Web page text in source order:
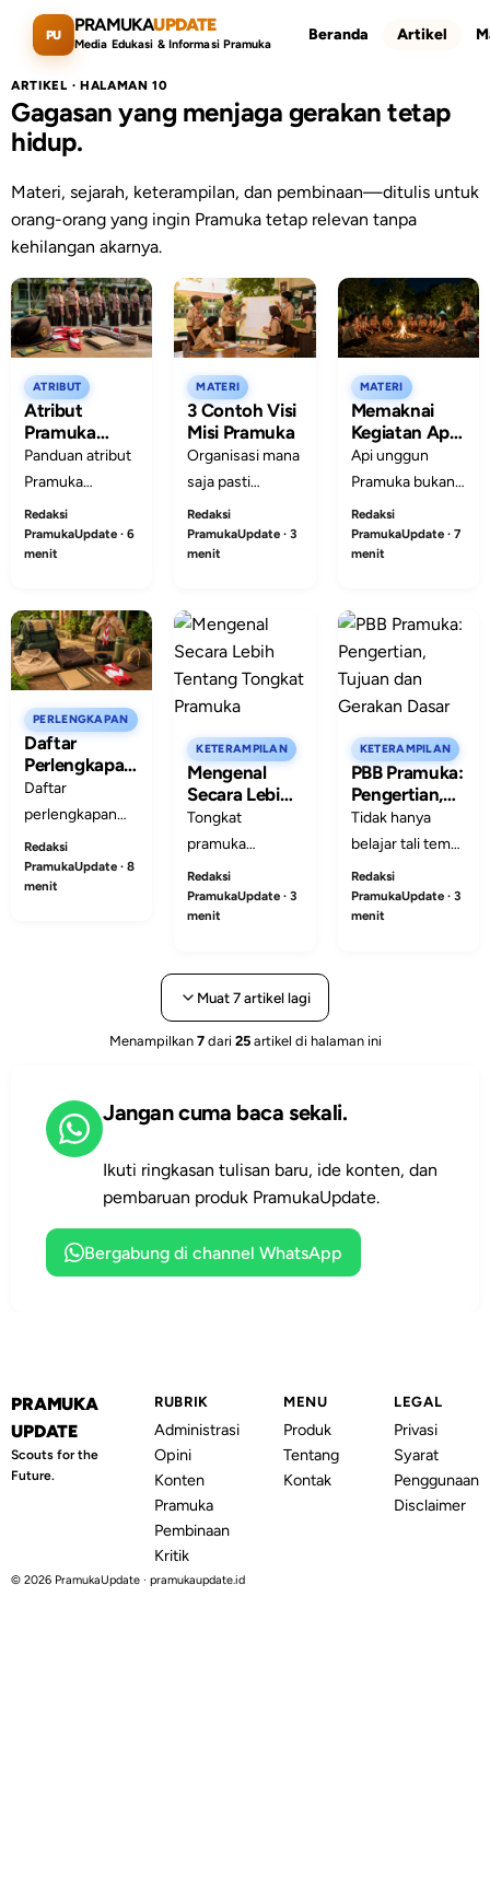
Lewati ke konten utama
PU PRAMUKAUPDATE
Media Edukasi & Informasi Pramuka
Beranda Artikel
Cari artikel
ARTIKEL · HALAMAN 10
Gagasan yang menjaga gerakan tetap
hidup.
Materi, sejarah, keterampilan, dan pembinaan—ditulis untuk
orang-orang yang ingin Pramuka tetap relevan tanpa
kehilangan akarnya.
ATRIBUT
Atribut
Pramuka
Penggalang:
Bentuk dan
Pemakaian
Panduan atribut
Pramuka
Penggalang,
mulai dari tanda
tutup kepala,
dunia, tanda
pelantikan, tanda
regu, sampai
cara pemakaian
yang rapi.
Redaksi
PramukaUpdate · 6
menit
MATERI
3 Contoh Visi
Misi Pramuka
Organisasi mana
saja pasti
memiliki tujuan
yang ingin
dicapai
untuk mencapai
tujuan tersebut
sebuah visi dan
misi. Sama
halnya den...
Redaksi
PramukaUpdate · 3
menit
MATERI
Memaknai
Kegiatan Api
Unggun pada
Pramuka,
Fungsinya
Api unggun
Pramuka bukan
sekadar
menyalakan api
saat berkemah,
membangun
refleksi,
keberanian, dan
kedisiplinan
dengan
prosedur aman.
Redaksi
PramukaUpdate · 7
menit
PERLENGKAPAN
Daftar
Perlengkapan
Pramuka
Siaga dan
Siswa SD
yang Perlu
Disiapkan
Daftar
perlengkapan
Pramuka Siaga
dan siswa SD
yang perlu
latihan, hingga
Redaksi
PramukaUpdate · 8
menit
KETERAMPILAN
Mengenal
Secara Lebih
Tentang
Tongkat
Tongkat
pramuka
menjadi salah
satu
kelengkapan
dimiliki oleh
anggota
Gerakan
kegiatannya.
tersebut
Redaksi
PramukaUpdate · 3
menit
KETERAMPILAN
PBB Pramuka:
Pengertian,
Tujuan dan
Gerakan
Tidak hanya
belajar tali temali
saja, dalam
kegiatan
pramuka
Redaksi
PramukaUpdate · 3
menit
Muat 7 artikel lagi
Menampilkan 7dari 25artikel di halaman ini
Jangan cuma baca sekali.
Ikuti ringkasan tulisan baru, ide konten, dan
pembaruan produk PramukaUpdate.
Bergabung di channel WhatsApp
PRAMUKA
UPDATE
Scouts for the
Future.
RUBRIK
Administrasi
Opini
Konten
Pramuka
Pembinaan
Kritik
MENU
Produk
Tentang
Kontak
LEGAL
Privasi
Syarat
Penggunaan
Disclaimer
© 2026 PramukaUpdate · pramukaupdate.id